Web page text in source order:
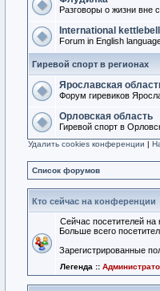
Разговоры о жизни вне
International
Forum in English
Гиревой спорт в регионах
Ярославская
Форум гиревиков
Орловская область
Гиревой спорт в
Удалить cookies конференции |
Список форумов
Кто сейчас на конференции
Сейчас посетителей на
Больше всего
Зарегистрированные
Легенда ::